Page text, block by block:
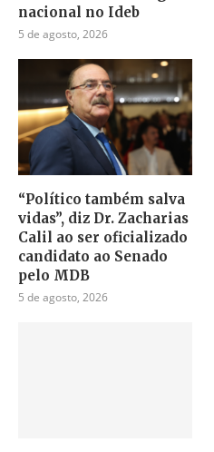
nacional no Ideb
5 de agosto, 2026
“Político também salva
vidas”, diz Dr. Zacharias
Calil ao ser oficializado
candidato ao Senado
pelo MDB
5 de agosto, 2026